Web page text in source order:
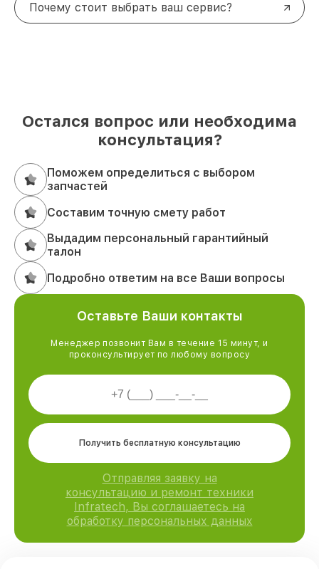
Почему стоит выбрать ваш сервис?
Остался вопрос или необходима
консультация?
Поможем определиться с выбором
запчастей
Составим точную смету работ
Выдадим персональный гарантийный
талон
Подробно ответим на все Ваши вопросы
Оставьте Ваши контакты
Менеджер позвонит Вам в течение 15 минут, и
проконсультирует по любому вопросу
Получить бесплатную консультацию
Отправляя заявку на
консультацию и ремонт техники
Infratech, Вы соглашаетесь на
обработку персональных данных